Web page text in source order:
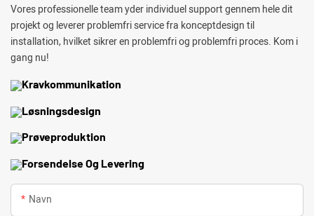
Vores professionelle team yder individuel support gennem hele dit
projekt og leverer problemfri service fra konceptdesign til
installation, hvilket sikrer en problemfri og problemfri proces. Kom i
gang nu!
Kravkommunikation
Løsningsdesign
Prøveproduktion
Forsendelse Og Levering
Navn